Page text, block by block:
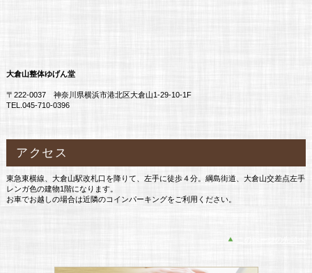
大倉山整体ゆげん堂
〒222-0037 神奈川県横浜市港北区大倉山1-29-10-1F
TEL.045-710-0396
アクセス
東急東横線、大倉山駅改札口を降りて、左手に徒歩４分。綱島街道、大倉山交差点左手
レンガ色の建物1階になります。
お車でお越しの場合は近隣のコインパーキングをご利用ください。